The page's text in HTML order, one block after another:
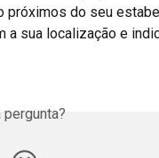
do seu
a sua localização e